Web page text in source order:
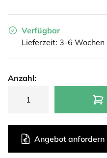
Verfügbar
Lieferzeit: 3-6 Wochen
Anzahl:
Angebot anfordern